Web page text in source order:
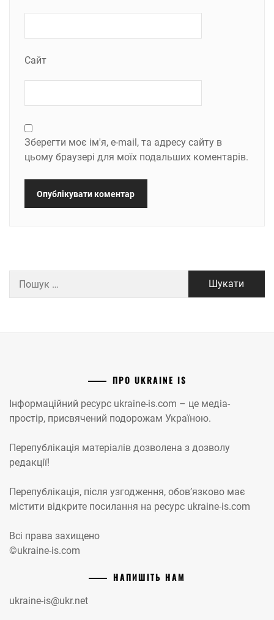
Сайт
Зберегти моє ім'я, e-mail, та адресу сайту в
цьому браузері для моїх подальших коментарів.
ПРО UKRAINE IS
Інформаційний ресурс ukraine-is.com – це медіа-
простір, присвячений подорожам Україною.
Перепублікація матеріалів дозволена з дозволу
редакції!
Перепублікація, після узгодження, обов’язково має
містити відкрите посилання на ресурс ukraine-is.com
Всі права захищено
©ukraine-is.com
НАПИШІТЬ НАМ
ukraine-is@ukr.net